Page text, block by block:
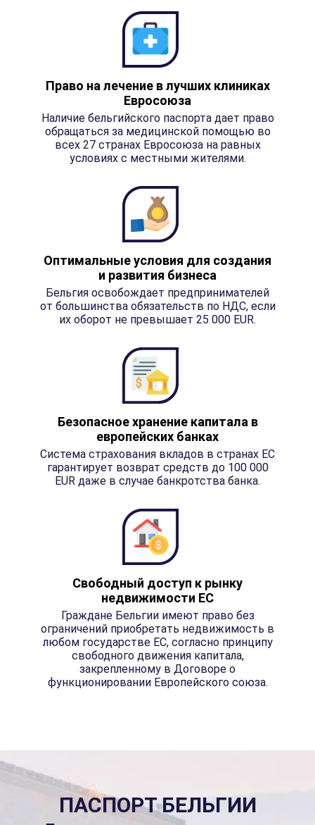
Право на лечение в лучших клиниках
Евросоюза
Наличие бельгийского паспорта дает право
обращаться за медицинской помощью во
всех 27 странах Евросоюза на равных
условиях с местными жителями.
Оптимальные условия для создания
и развития бизнеса
Бельгия освобождает предпринимателей
от большинства обязательств по НДС, если
их оборот не превышает 25 000 EUR.
Безопасное хранение капитала в
европейских банках
Система страхования вкладов в странах ЕС
гарантирует возврат средств до 100 000
EUR даже в случае банкротства банка.
Свободный доступ к рынку
недвижимости ЕС
Граждане Бельгии имеют право без
ограничений приобретать недвижимость в
любом государстве ЕС, согласно принципу
свободного движения капитала,
закрепленному в Договоре о
функционировании Европейского союза.
ПАСПОРТ БЕЛЬГИИ